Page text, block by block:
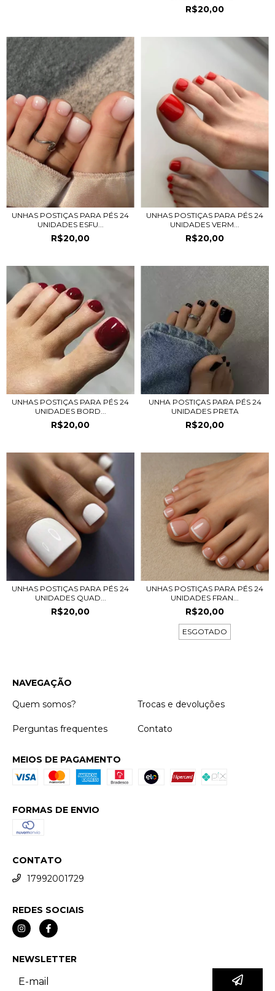
R$20,00
UNHAS POSTIÇAS PARA PÉS 24
UNIDADES ESFU...
R$20,00
UNHAS POSTIÇAS PARA PÉS 24
UNIDADES VERM...
R$20,00
UNHAS POSTIÇAS PARA PÉS 24
UNIDADES BORD...
R$20,00
UNHA POSTIÇAS PARA PÉS 24
UNIDADES PRETA
R$20,00
UNHAS POSTIÇAS PARA PÉS 24
UNIDADES QUAD...
R$20,00
UNHAS POSTIÇAS PARA PÉS 24
UNIDADES FRAN...
R$20,00
ESGOTADO
NAVEGAÇÃO
Quem somos?
Trocas e devoluções
Perguntas frequentes Contato
MEIOS DE PAGAMENTO
FORMAS DE ENVIO
CONTATO
17992001729
REDES SOCIAIS
NEWSLETTER